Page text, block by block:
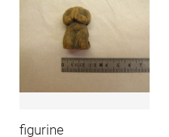
figurine